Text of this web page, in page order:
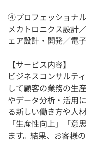
④プロフェッショナ
メカトロニクス設計
ェア設計・開発／電
【サービス内容】
ビジネスコンサルテ
して顧客の業務の生
やデータ分析・活用
る新しい働き方や人
「生産性向上」「意
ます。結果、お客様